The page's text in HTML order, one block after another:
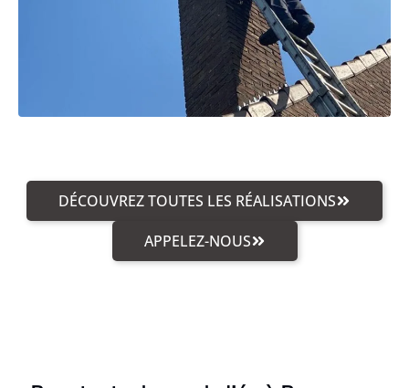
DÉCOUVREZ TOUTES LES RÉALISATIONS
APPELEZ-NOUS